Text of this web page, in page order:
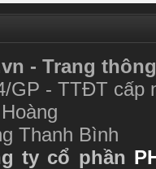
- Trang
GP - TTĐT cấp
Thanh Bình
ty cổ phần